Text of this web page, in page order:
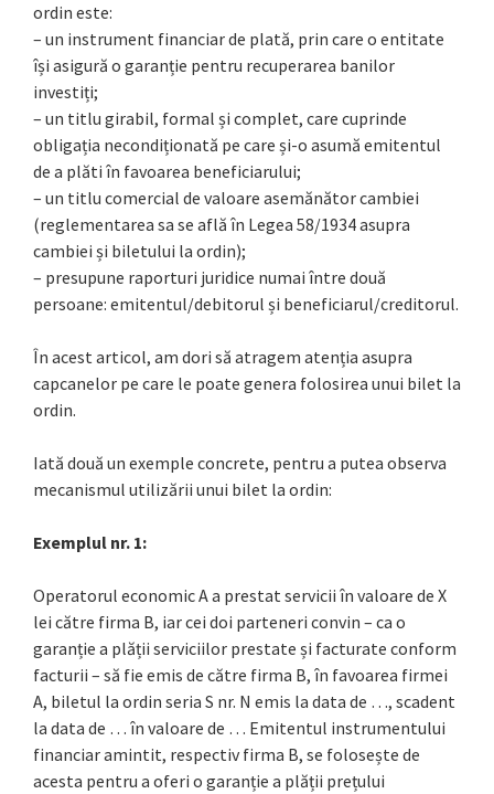
ordin este:
– un instrument financiar de plată, prin care o entitate
își asigură o garanție pentru recuperarea banilor
investiți;
– un titlu girabil, formal și complet, care cuprinde
obligația necondiționată pe care și-o asumă emitentul
de a plăti în favoarea beneficiarului;
– un titlu comercial de valoare asemănător cambiei
(reglementarea sa se află în Legea 58/1934 asupra
cambiei și biletului la ordin);
– presupune raporturi juridice numai între două
persoane: emitentul/debitorul și beneficiarul/creditorul.
În acest articol, am dori să atragem atenția asupra
capcanelor pe care le poate genera folosirea unui bilet la
ordin.
Iată două un exemple concrete, pentru a putea observa
mecanismul utilizării unui bilet la ordin:
Exemplul nr. 1:
Operatorul economic A a prestat servicii în valoare de X
lei către firma B, iar cei doi parteneri convin – ca o
garanție a plății serviciilor prestate și facturate conform
facturii – să fie emis de către firma B, în favoarea firmei
A, biletul la ordin seria S nr. N emis la data de …, scadent
la data de … în valoare de … Emitentul instrumentului
financiar amintit, respectiv firma B, se folosește de
acesta pentru a oferi o garanție a plății prețului